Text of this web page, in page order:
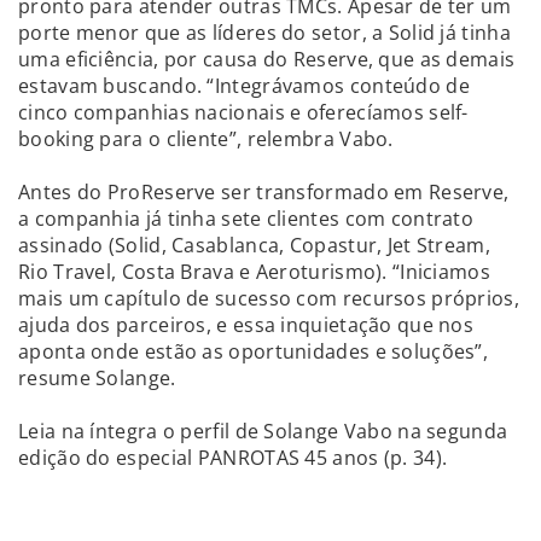
pronto para atender outras TMCs. Apesar de ter um
porte menor que as líderes do setor, a Solid já tinha
uma eficiência, por causa do Reserve, que as demais
estavam buscando. “Integrávamos conteúdo de
cinco companhias nacionais e oferecíamos self-
booking para o cliente”, relembra Vabo.
Antes do ProReserve ser transformado em Reserve,
a companhia já tinha sete clientes com contrato
assinado (Solid, Casablanca, Copastur, Jet Stream,
Rio Travel, Costa Brava e Aeroturismo). “Iniciamos
mais um capítulo de sucesso com recursos próprios,
ajuda dos parceiros, e essa inquietação que nos
aponta onde estão as oportunidades e soluções”,
resume Solange.
Leia na íntegra o perfil de Solange Vabo na segunda
edição do especial PANROTAS 45 anos (p. 34).